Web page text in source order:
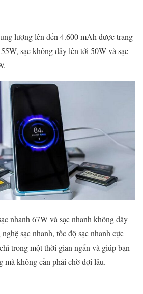
lượng lên đến 4.600 mAh được trang
sạc không dây lên tới 50W và sạc
nhanh 67W và sạc nhanh không dây
sạc nhanh, tốc độ sạc nhanh cực
trong một thời gian ngắn và giúp bạn
mà không cần phải chờ đợi lâu.